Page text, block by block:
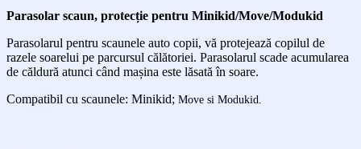
Parasolar scaun, protecție pentru Minikid/Move/Modukid
Parasolarul pentru scaunele auto copii, vă protejează copilul de
razele soarelui pe parcursul călătoriei. Parasolarul scade acumularea
de căldură atunci când mașina este lăsată în soare.
Compatibil cu scaunele: Minikid; Move si Modukid.